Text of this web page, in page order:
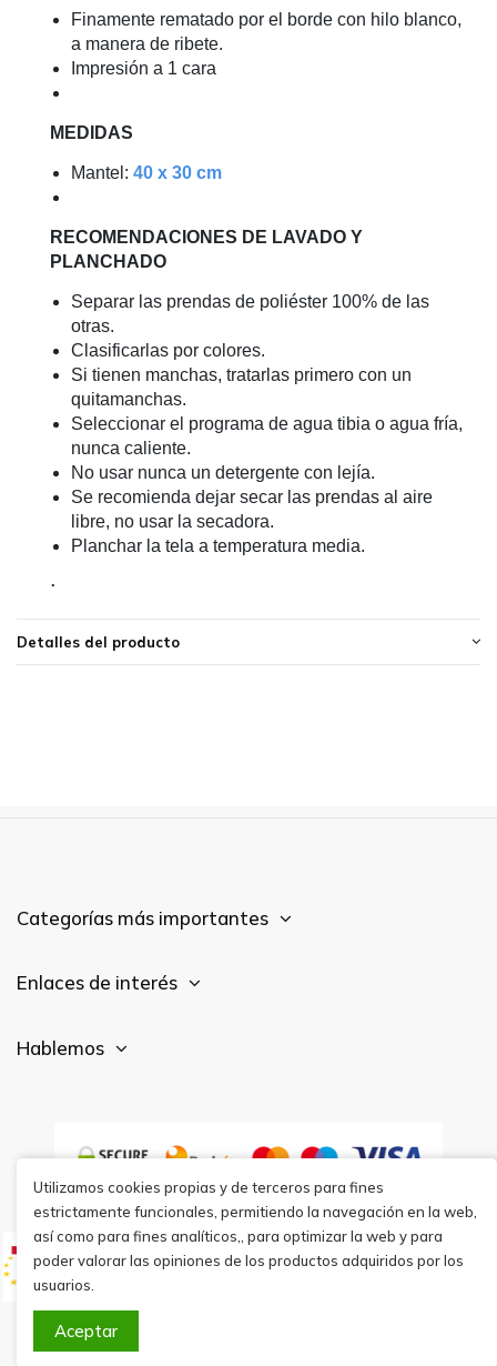
Finamente rematado por el borde con hilo blanco,
a manera de ribete.
Impresión a 1 cara
MEDIDAS
Mantel: 40 x 30 cm
RECOMENDACIONES DE LAVADO Y
PLANCHADO
Separar las prendas de poliéster 100% de las
otras.
Clasificarlas por colores.
Si tienen manchas, tratarlas primero con un
quitamanchas.
Seleccionar el programa de agua tibia o agua fría,
nunca caliente.
No usar nunca un detergente con lejía.
Se recomienda dejar secar las prendas al aire
libre, no usar la secadora.
Planchar la tela a temperatura media.
.
Detalles del producto
Categorías más importantes
Enlaces de interés
Hablemos
Utilizamos cookies propias y de terceros para fines
estrictamente funcionales, permitiendo la navegación en la web,
así como para fines analíticos,, para optimizar la web y para
poder valorar las opiniones de los productos adquiridos por los
usuarios.
Aceptar